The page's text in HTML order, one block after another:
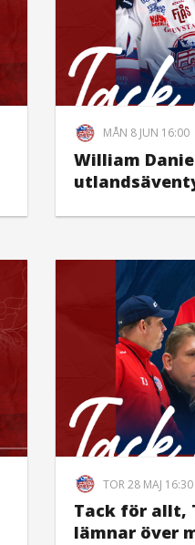
MÅN 8 JUN 16:00
William
TOR 28 MAJ 16:30
Tack för allt,
lämnar över